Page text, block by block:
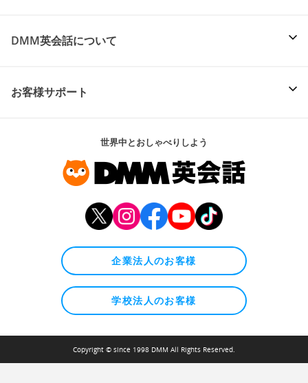
DMM英会話について
お客様サポート
世界中とおしゃべりしよう
企業法人のお客様
学校法人のお客様
Copyright © since 1998 DMM All Rights Reserved.